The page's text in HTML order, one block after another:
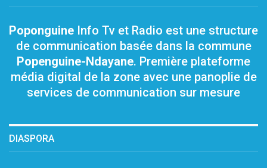
Poponguine Info Tv et Radio est une structure
de communication basée dans la commune
Popenguine-Ndayane. Première plateforme
média digital de la zone avec une panoplie de
services de communication sur mesure
DIASPORA